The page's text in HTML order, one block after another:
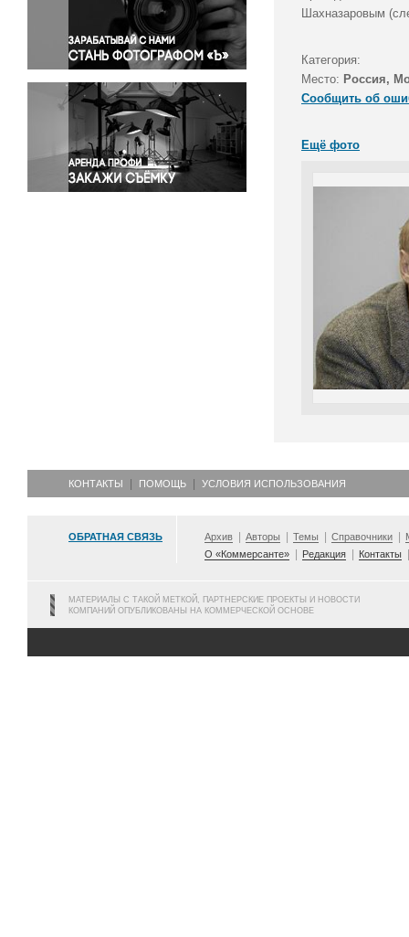
Правосудие
Происшествия и конфликты
Религия
Светская жизнь
Спорт
Экология
Экономика и бизнес
Шахназаровым
Категория:
Место: Россия,
Сообщить об
Ещё фото
КОНТАКТЫ ПОМОЩЬ УСЛОВИЯ ИСПОЛЬЗОВАНИЯ
ОБРАТНАЯ СВЯЗЬ Архив Авторы Темы Справочники
О «Коммерсанте»
Редакция Контакты
МАТЕРИАЛЫ С ТАКОЙ МЕТКОЙ, ПАРТНЕРСКИЕ ПРОЕКТЫ И НОВОСТИ
КОМПАНИЙ ОПУБЛИКОВАНЫ НА КОММЕРЧЕСКОЙ ОСНОВЕ